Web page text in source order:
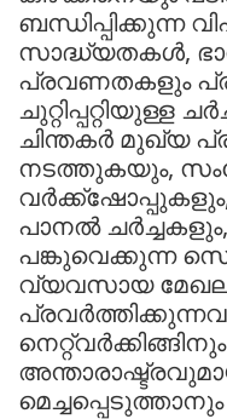
ബന്ധിപ്പിക്കുന്ന
സാദ്ധ്യതകള്‍,
പ്രവണതകളും
ചുറ്റിപ്പറ്റിയുള്ള
ചിന്തകര്‍ മുഖ്യ
നടത്തുകയും,
പാനല്‍
പങ്കുവെക്കുന്ന
വ്യവസായ